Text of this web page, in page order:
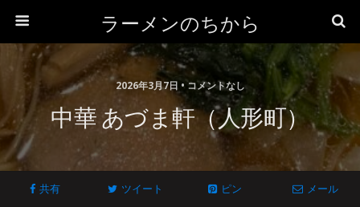
ラーメンのちから
2026年3月7日 • コメントなし
中華 あづま軒（人形町）
共有 ツイート ピン メール